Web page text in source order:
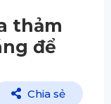
thảm
để
Chia sẻ